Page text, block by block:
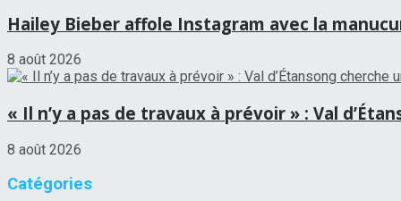
Hailey Bieber affole Instagram avec la
8 août 2026
« Il n’y a pas de travaux à prévoir » : Val
8 août 2026
Catégories